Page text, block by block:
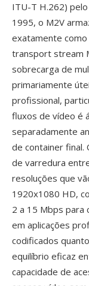
ITU-T H.262)
1995, o M2V
exatamente
transport stream
sobrecarga de
primariamente
profissional,
fluxos de vídeo é
separadamente
de container
de varredura
resoluções que
1920x1080 HD,
2 a 15 Mbps para
em aplicações
codificados
equilíbrio eficaz
capacidade de